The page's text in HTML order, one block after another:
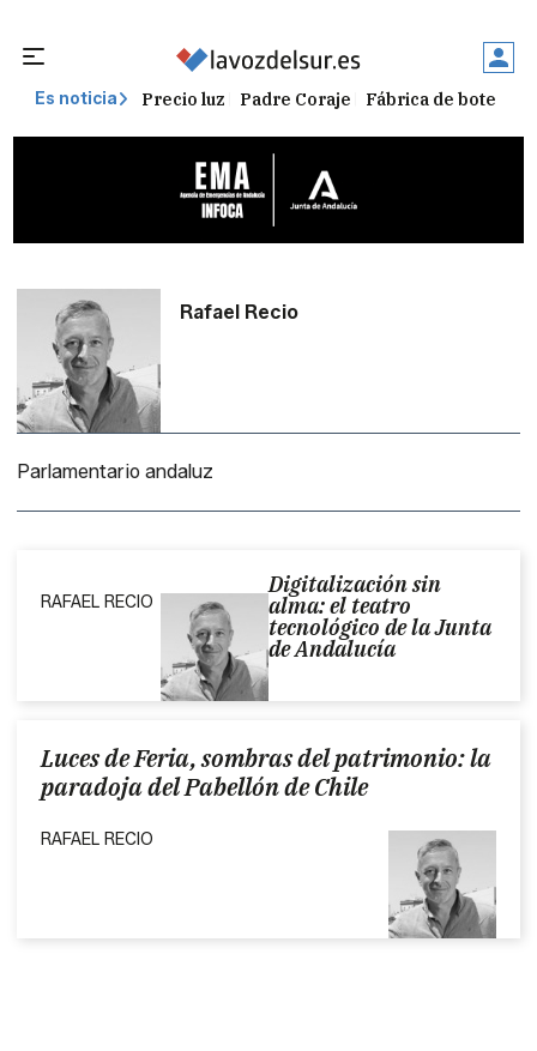
Es noticia Precio luz Padre Coraje Fábrica de botellas
Rafael Recio
Parlamentario andaluz
Digitalización sin
alma: el teatro
tecnológico de la Junta
de Andalucía
RAFAEL RECIO
Luces de Feria, sombras del patrimonio: la
paradoja del Pabellón de Chile
RAFAEL RECIO